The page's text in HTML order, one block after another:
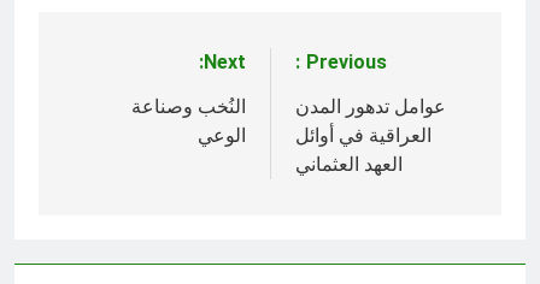
المقالات
Previous:
عوامل تدهور المدن
العراقية في أوائل
العهد العثماني
Next:
النُخب وصناعة
الوعي